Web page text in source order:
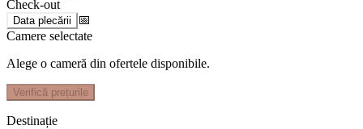
Check-out
Data plecării
📅
Camere selectate
Alege o cameră din ofertele disponibile.
Verifică prețurile
Destinație